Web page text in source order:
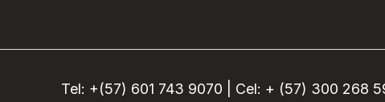
Tel: +(57) 601 743 9070 | Cel: + (57) 300 268